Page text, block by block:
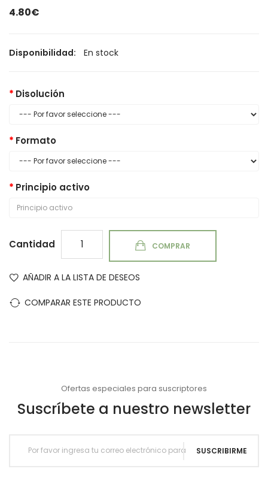
4.80€
Disponibilidad: En stock
Disolución
Formato
Principio activo
Cantidad COMPRAR
AÑADIR A LA LISTA DE DESEOS
COMPARAR ESTE PRODUCTO
Ofertas especiales para suscriptores
Suscríbete a nuestro newsletter
SUSCRIBIRME